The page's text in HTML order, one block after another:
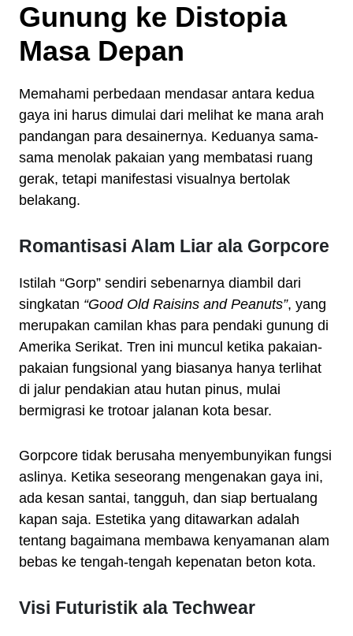
Gunung ke Distopia
Masa Depan
Memahami perbedaan mendasar antara kedua
gaya ini harus dimulai dari melihat ke mana arah
pandangan para desainernya. Keduanya sama-
sama menolak pakaian yang membatasi ruang
gerak, tetapi manifestasi visualnya bertolak
belakang.
Romantisasi Alam Liar ala Gorpcore
Istilah “Gorp” sendiri sebenarnya diambil dari
singkatan “Good Old Raisins and Peanuts”, yang
merupakan camilan khas para pendaki gunung di
Amerika Serikat. Tren ini muncul ketika pakaian-
pakaian fungsional yang biasanya hanya terlihat
di jalur pendakian atau hutan pinus, mulai
bermigrasi ke trotoar jalanan kota besar.
Gorpcore tidak berusaha menyembunyikan fungsi
aslinya. Ketika seseorang mengenakan gaya ini,
ada kesan santai, tangguh, dan siap bertualang
kapan saja. Estetika yang ditawarkan adalah
tentang bagaimana membawa kenyamanan alam
bebas ke tengah-tengah kepenatan beton kota.
Visi Futuristik ala Techwear